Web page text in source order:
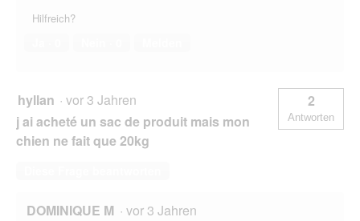
Hilfreich?
hyllan · vor 3 Jahren
j ai acheté un sac de produit mais mon
chien ne fait que 20kg
2
Antworten
DOMINIQUE M · vor 3 Jahren